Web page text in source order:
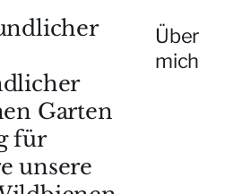
Garten
für
unsere
Über
mich